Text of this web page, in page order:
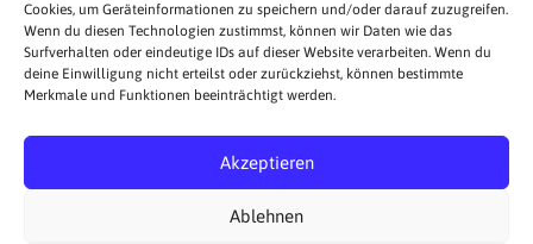
Cookies, um Geräteinformationen zu speichern und/oder darauf zuzugreifen.
Wenn du diesen Technologien zustimmst, können wir Daten wie das
Surfverhalten oder eindeutige IDs auf dieser Website verarbeiten. Wenn du
deine Einwilligung nicht erteilst oder zurückziehst, können bestimmte
Merkmale und Funktionen beeinträchtigt werden.
Akzeptieren
Ablehnen
Juni 2021
November 2020
KONTAKT IMPRESSUM